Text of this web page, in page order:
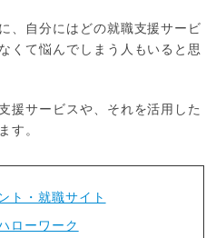
、自分にはどの就職支援サービ
くて悩んでしまう人もいると思
援サービスや、それを活用した
す。
ト・就職サイト
ローワーク